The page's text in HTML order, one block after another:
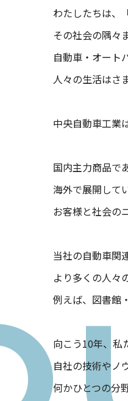
わたしたちは、
その社会の隅々
自動車・オート
人々の生活はさ
中央自動車工業
国内主力商品で
海外で展開して
お客様と社会の
当社の自動車関
より多くの人々
例えば、図書館
向こう10年、私
自社の技術やノ
何かひとつの分